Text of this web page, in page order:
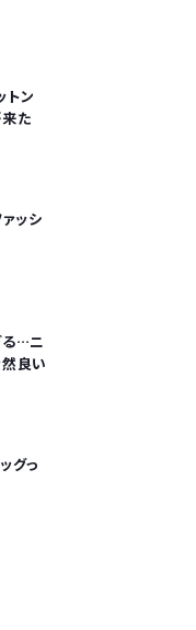
トン
た
ッシ
る…ニ
良い
グっ